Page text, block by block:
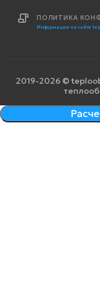
ПОЛИТИКА
Информация на сайте
2019-2026 ©